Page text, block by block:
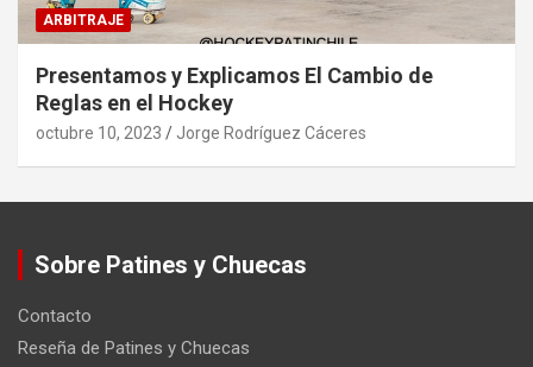
ARBITRAJE
Presentamos y Explicamos El Cambio de
Reglas en el Hockey
octubre 10, 2023 Jorge Rodríguez Cáceres
Sobre Patines y Chuecas
Contacto
Reseña de Patines y Chuecas